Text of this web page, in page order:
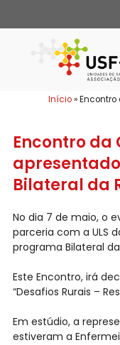
Início»
Encontro
Bilateral da
No dia 7 de maio, o
parceria com a ULS
programa Bilateral
Este Encontro, irá
“Desafios Rurais –
Em estúdio, a
estiveram a